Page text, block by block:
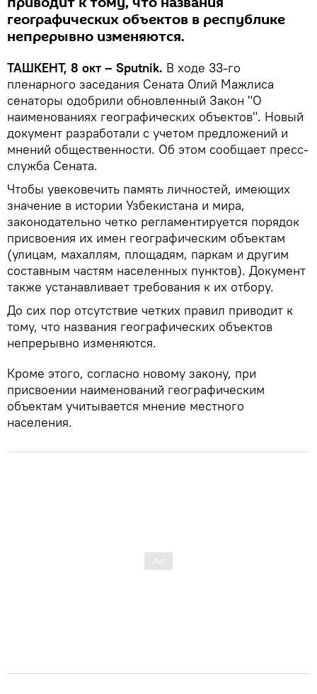
географических объектов в республике
непрерывно изменяются.
ТАШКЕНТ, 8 окт – Sputnik. В ходе 33-го
пленарного заседания Сената Олий Мажлиса
сенаторы одобрили обновленный Закон "О
наименованиях географических объектов". Новый
документ разработали с учетом предложений и
мнений общественности. Об этом сообщает пресс-
служба Сената.
Чтобы увековечить память личностей, имеющих
значение в истории Узбекистана и мира,
законодательно четко регламентируется порядок
присвоения их имен географическим объектам
(улицам, махаллям, площадям, паркам и другим
составным частям населенных пунктов). Документ
также устанавливает требования к их отбору.
До сих пор отсутствие четких правил приводит к
тому, что названия географических объектов
непрерывно изменяются.
Кроме этого, согласно новому закону, при
присвоении наименований географическим
объектам учитывается мнение местного
населения.